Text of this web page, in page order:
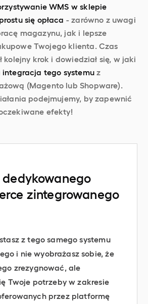
WMS w sklepie
się opłaca - zarówno z uwagi
magazynu, jak i lepsze
Twojego klienta. Czas
kolejny krok i dowiedział się, w jaki
tego systemuz
(Magento lub Shopware).
podejmujemy, by zapewnić
efekty!
dedykowanego
zintegrowanego
z tego samego systemu
i nie wyobrażasz sobie, że
zrezygnować, ale
Twoje potrzeby w zakresie
przez platformę